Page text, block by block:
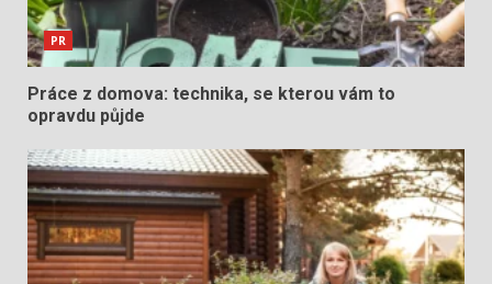
PR
Práce z domova: technika, se kterou vám to
opravdu půjde